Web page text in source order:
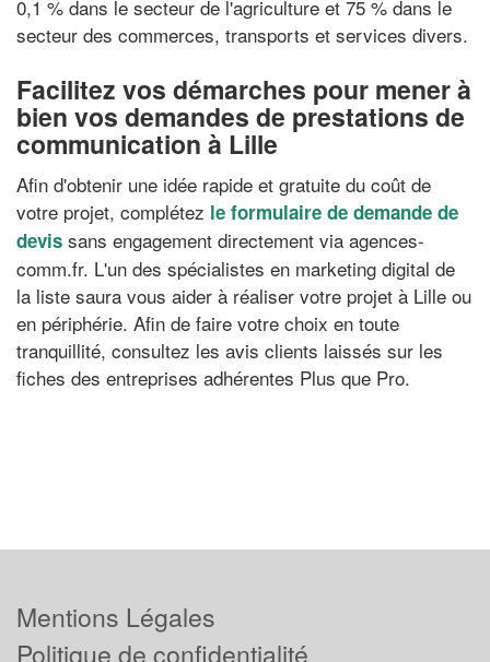
0,1 % dans le secteur de l'agriculture et 75 % dans le
secteur des commerces, transports et services divers.
Facilitez vos démarches pour mener à
bien vos demandes de prestations de
communication à Lille
Afin d'obtenir une idée rapide et gratuite du coût de
votre projet, complétez le formulaire de demande de
devis sans engagement directement via agences-
comm.fr. L'un des spécialistes en marketing digital de
la liste saura vous aider à réaliser votre projet à Lille ou
en périphérie. Afin de faire votre choix en toute
tranquillité, consultez les avis clients laissés sur les
fiches des entreprises adhérentes Plus que Pro.
Mentions Légales
Politique de confidentialité